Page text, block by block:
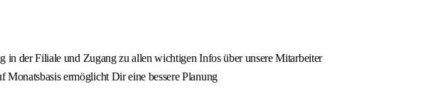
in der Filiale und Zugang zu allen wichtigen Infos über unsere Mitarbeiter
Monatsbasis ermöglicht Dir eine bessere Planung